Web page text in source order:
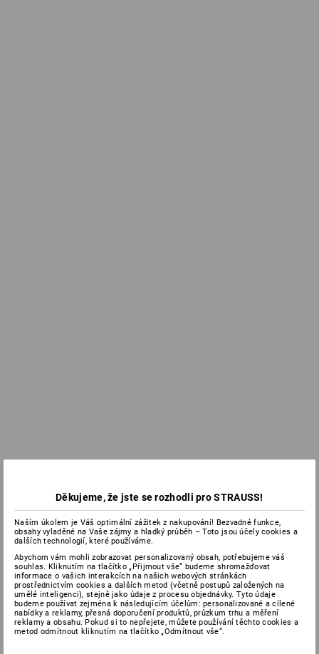
Děkujeme, že jste se rozhodli pro STRAUSS!
Naším úkolem je Váš optimální zážitek z nakupování! Bezvadné funkce,
obsahy vyladěné na Vaše zájmy a hladký průběh – Toto jsou účely cookies a
dalších technologií, které používáme.
Abychom vám mohli zobrazovat personalizovaný obsah, potřebujeme váš
souhlas. Kliknutím na tlačítko „Přijmout vše“ budeme shromažďovat
informace o vašich interakcích na našich webových stránkách
prostřednictvím cookies a dalších metod (včetně postupů založených na
umělé inteligenci), stejně jako údaje z procesu objednávky. Tyto údaje
budeme používat zejména k následujícím účelům: personalizované a cílené
nabídky a reklamy, přesná doporučení produktů, průzkum trhu a měření
reklamy a obsahu. Pokud si to nepřejete, můžete používání těchto cookies a
metod odmítnout kliknutím na tlačítko „Odmítnout vše“.